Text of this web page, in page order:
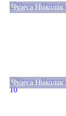
Чудеса Николая
Чудеса Николая